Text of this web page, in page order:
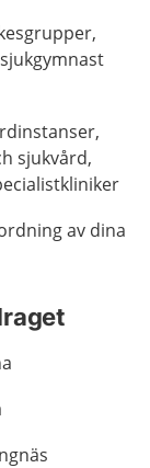
sjukvård,
av dina